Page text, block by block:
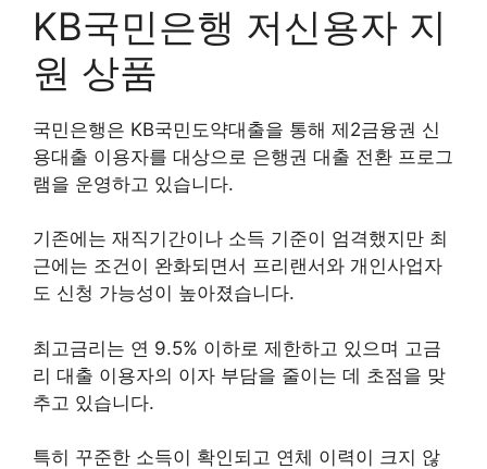
KB국민은행 저신용자 지
원 상품
국민은행은 KB국민도약대출을 통해 제2금융권 신
용대출 이용자를 대상으로 은행권 대출 전환 프로그
램을 운영하고 있습니다.
기존에는 재직기간이나 소득 기준이 엄격했지만 최
근에는 조건이 완화되면서 프리랜서와 개인사업자
도 신청 가능성이 높아졌습니다.
최고금리는 연 9.5% 이하로 제한하고 있으며 고금
리 대출 이용자의 이자 부담을 줄이는 데 초점을 맞
추고 있습니다.
특히 꾸준한 소득이 확인되고 연체 이력이 크지 않